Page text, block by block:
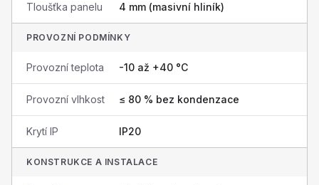
Tloušťka panelu 4 mm (masivní hliník)
PROVOZNÍ PODMÍNKY
Provozní teplota -10 až +40 °C
Provozní vlhkost ≤ 80 % bez kondenzace
Krytí IP IP20
KONSTRUKCE A INSTALACE